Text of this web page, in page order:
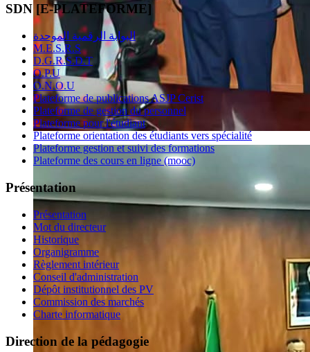
SDN [E-PLATEFORME]
البوابة الرقمية الموحدة
M.E.S.R.S
D.G.R.S.D.T
O.P.U
O.N.O.U
Plateforme de publications ASJP Cerist
Plateforme de gestion du personnel
Plateforme pour l'étudiant
Plateforme orientation des étudiants vers spécialité
Plateforme gestion et suivi des formations
Plateforme des cours en ligne (mooc)
Présentation
Présentation
Mot du directeur
Historique
Organigramme
Règlement intérieur
Conseil d'administration
Dépôt institutionnel des PV
Commission des marchés
Charte informatique
Direction de la pédagogie